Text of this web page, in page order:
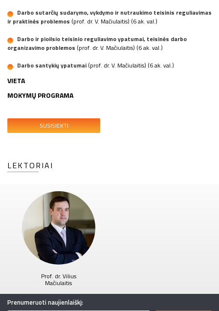
Darbo sutarčių sudarymo, vykdymo ir nutraukimo teisinis reguliavimas
ir praktinės problemos (prof. dr. V. Mačiulaitis) (6 ak. val.)
Darbo ir pioilsio teisinio reguliavimo ypatumai, teisinės darbo
organizavimo problemos (prof. dr. V. Mačiulaitis) (6 ak. val.)
Darbo santykių ypatumai (prof. dr. V. Mačiulaitis) (6 ak. val.)
VIETA
MOKYMŲ PROGRAMA
SUSISIEKTI
LEKTORIAI
Prof. dr. Vilius
Mačiulaitis
Prenumeruoti naujienlaiškį: